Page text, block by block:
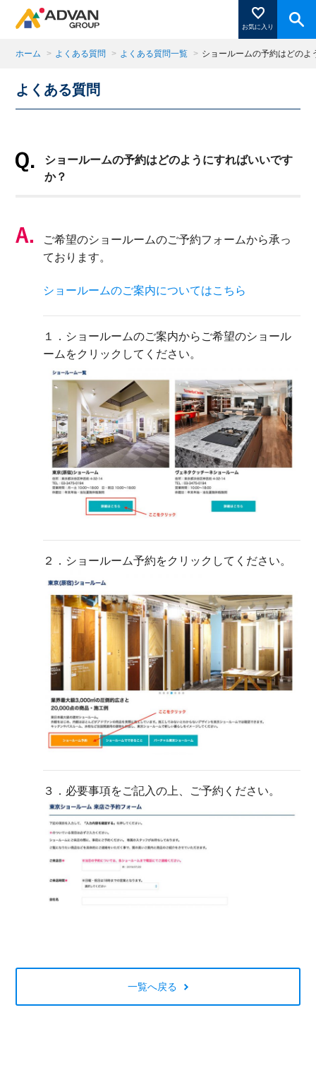
お気に入り
商品ページにある「お気に入り登録」を押すと登録した
商品がここに表示されます。
ホーム > よくある質問 > よくある質問一覧 > ショールームの予約はどのよ
よくある質問
ショールームの予約はどのようにすればいいです
か？
ご希望のショールームのご予約フォームから承っ
ております。
ショールームのご案内についてはこちら
１．ショールームのご案内からご希望のショール
ームをクリックしてください。
２．ショールーム予約をクリックしてください。
３．必要事項をご記入の上、ご予約ください。
一覧へ戻る